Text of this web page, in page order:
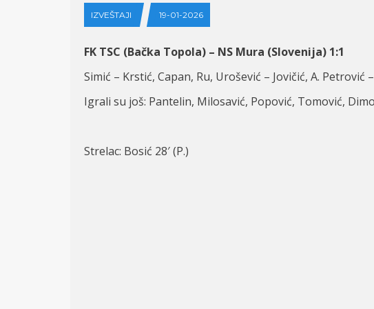
IZVEŠTAJI 19-01-2026
FK TSC (Bačka Topola) – NS Mura (Slovenija) 1:1
Simić – Krstić, Capan, Ru, Urošević – Jovičić, A. Petrović
Igrali su još: Pantelin, Milosavić, Popović, Tomović,
Strelac: Bosić 28′ (P.)